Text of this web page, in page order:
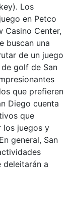
Los
en Petco
Casino Center,
buscan una
de un juego
golf de San
que prefieren
Diego cuenta
que
los juegos y
general, San
a